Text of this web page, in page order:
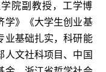
院副教授，工学博
学》《大学生创业基
业基础扎实，科研能
人文社科项目、中国